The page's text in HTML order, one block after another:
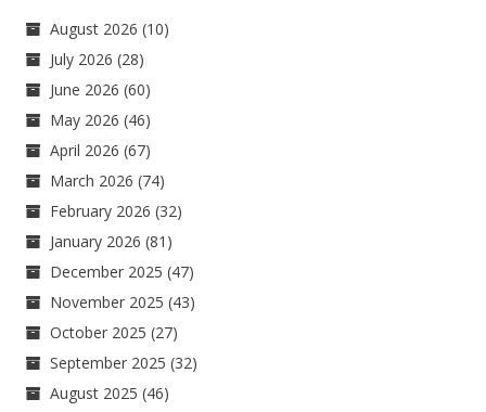
August 2026 (10)
July 2026 (28)
June 2026 (60)
May 2026 (46)
April 2026 (67)
March 2026 (74)
February 2026 (32)
January 2026 (81)
December 2025 (47)
November 2025 (43)
October 2025 (27)
September 2025 (32)
August 2025 (46)